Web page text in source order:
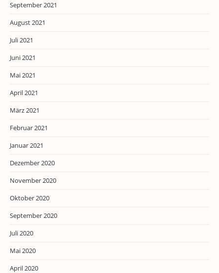
September 2021
August 2021
Juli 2021
Juni 2021
Mai 2021
April 2021
März 2021
Februar 2021
Januar 2021
Dezember 2020
November 2020
Oktober 2020
September 2020
Juli 2020
Mai 2020
April 2020